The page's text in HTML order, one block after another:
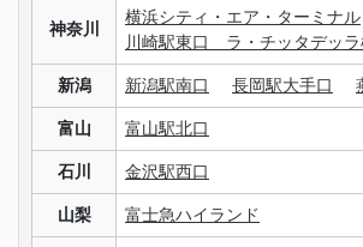
神奈川
横浜シティ・エア・ターミナル
川崎駅東口 ラ・チッタデッラ
新潟 新潟駅南口 長岡駅大手口
富山 富山駅北口
石川 金沢駅西口
山梨 富士急ハイランド